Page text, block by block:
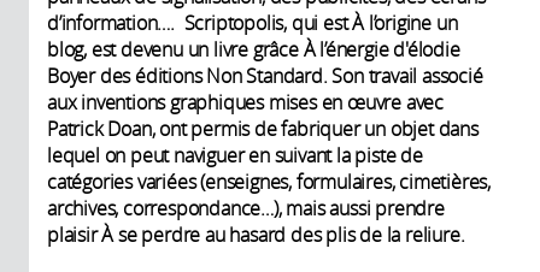
d’information…. Scriptopolis, qui est À l’origine un
blog, est devenu un livre grâce À l’énergie d'élodie
Boyer des éditions Non Standard. Son travail associé
aux inventions graphiques mises en œuvre avec
Patrick Doan, ont permis de fabriquer un objet dans
lequel on peut naviguer en suivant la piste de
catégories variées (enseignes, formulaires, cimetières,
archives, correspondance…), mais aussi prendre
plaisir À se perdre au hasard des plis de la reliure.